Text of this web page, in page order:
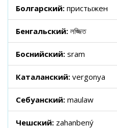
Болгарский: пристыжен
Бенгальский: লজ্জিত
Боснийский: sram
Каталанский: vergonya
Себуанский: maulaw
Чешский: zahanbený